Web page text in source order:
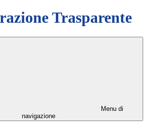
Trasparente
Menu di
navigazione